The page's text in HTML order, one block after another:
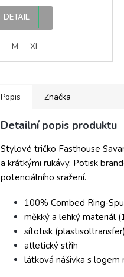
DETAIL
M XL
Popis Značka
Detailní popis produktu
Stylové tričko Fasthouse
a krátkými rukávy. Potisk
potenciálního sražení.
100% Combed Ring-
měkký a lehký materiál
sítotisk (plastisoltransfer)
atletický střih
látková nášivka s logem